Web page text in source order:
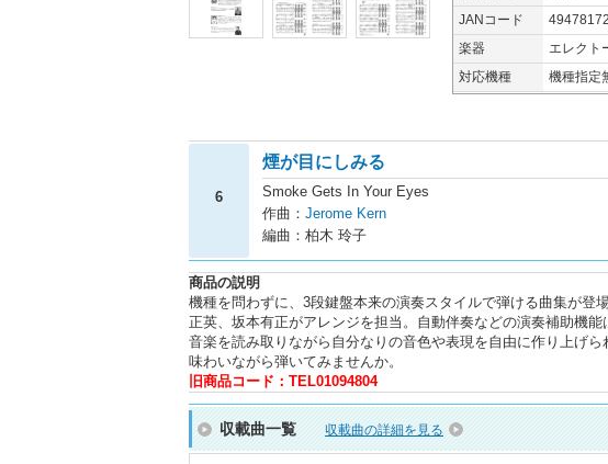
JANコード
楽器
エレクト
対応機種
機種指定
6
煙が目にしみる
Smoke Gets In Your Eyes
作曲： Jerome Kern
編曲：柏木 玲子
商品の説明
機種を問わずに、3段鍵盤本来の演奏スタイルで弾ける曲集が
正英、坂本有正がアレンジを担当。自動伴奏などの演奏補助機
音楽を読み取りながら自分なりの音色や表現を自由に作り上げ
味わいながら弾いてみませんか。
旧商品コード：TEL01094804
収載曲一覧 収載曲の詳細を見る